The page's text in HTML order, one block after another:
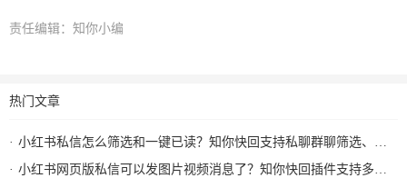
责任编辑：知你小编
热门文章
小红书私信怎么筛选和一键已读？知你快回支持私聊群聊筛选、批量已读和图片视频回复
小红书网页版私信可以发图片视频消息了？知你快回插件支持多种形式图片发送和AI自动回复